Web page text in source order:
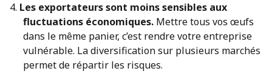
Les exportateurs sont moins sensibles aux
fluctuations économiques. Mettre tous vos œufs
dans le même panier, c’est rendre votre entreprise
vulnérable. La diversification sur plusieurs marchés
permet de répartir les risques.